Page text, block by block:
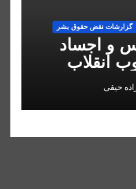
گزارشات نقض حقوق بشر
و اجساد
انقلاب
حیقی